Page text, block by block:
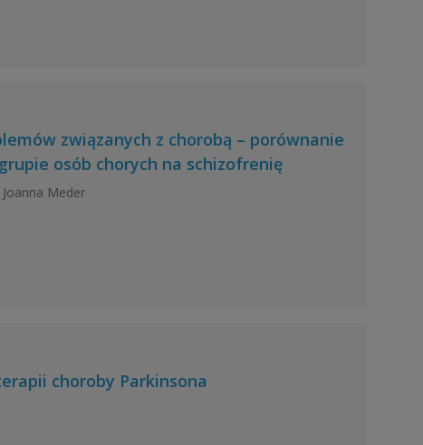
związanych z chorobą – porównanie
osób chorych na schizofrenię
Joanna Meder
choroby Parkinsona